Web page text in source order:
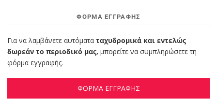
ΦΌΡΜΑ ΕΓΓΡΑΦΉΣ
Για να λαμβάνετε αυτόματα ταχυδρομικά και εντελώς
δωρεάν το περιοδικό μας, μπορείτε να συμπληρώσετε τη
φόρμα εγγραφής.
ΦΟΡΜΑ ΕΓΓΡΑΦΗΣ